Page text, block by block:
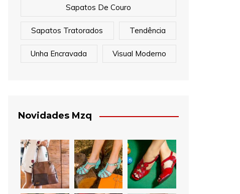
Sapatos De Couro
Sapatos Tratorados Tendência
Unha Encravada Visual Moderno
Novidades Mzq